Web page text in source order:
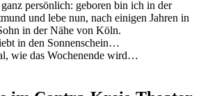
persönlich: geboren bin ich in der
und lebe nun, nach einigen Jahren in
in der Nähe von Köln.
in den Sonnenschein…
wie das Wochenende wird…